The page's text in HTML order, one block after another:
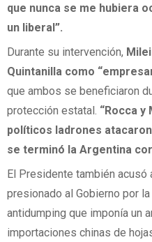
que nunca se me hubiera
un liberal”.
Durante su intervención,
Quintanilla como
que ambos se beneficiaron
protección estatal. “Rocca y
políticos ladrones
se terminó la Argentina
El Presidente también acusó
presionado al Gobierno por
antidumping que imponía un
importaciones chinas de